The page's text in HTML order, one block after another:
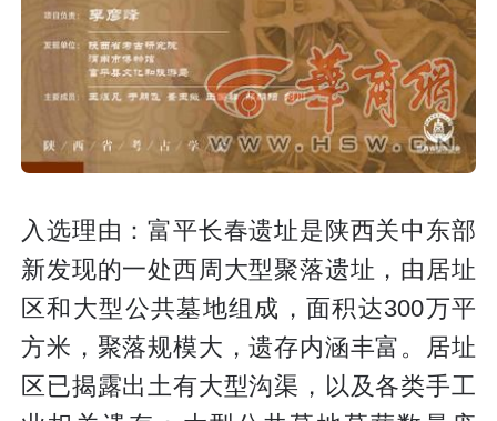
入选理由：富平长春遗址是陕西关中东部
新发现的一处西周大型聚落遗址，由居址
区和大型公共墓地组成，面积达300万平
方米，聚落规模大，遗存内涵丰富。居址
区已揭露出土有大型沟渠，以及各类手工